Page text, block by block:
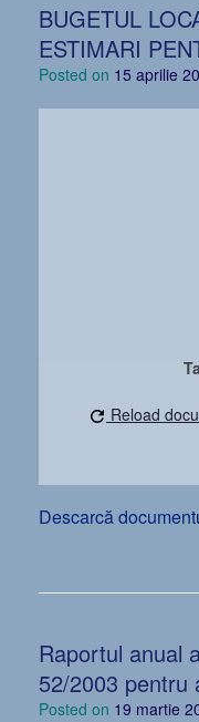
BUGETUL
ESTIMARI
Posted on 15 aprilie
Reload
Descarcă
Raportul anual
52/2003 pentru
Posted on 19 martie